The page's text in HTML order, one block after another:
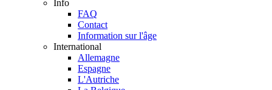
Info
FAQ
Contact
Information sur l'âge
International
Allemagne
Espagne
L'Autriche